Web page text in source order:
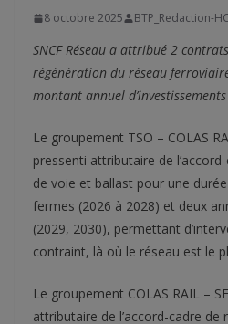
8 octobre 2025 BTP_Redaction-HC
SNCF Réseau a attribué 2
régénération du réseau
montant annuel
Le groupement TSO – COLAS
pressenti attributaire de
de voie et ballast pour une
fermes (2026 à 2028) et deux
(2029, 2030), permettant
contraint, là où le réseau est le
Le groupement COLAS RAIL –
attributaire de l’accord-cadre de